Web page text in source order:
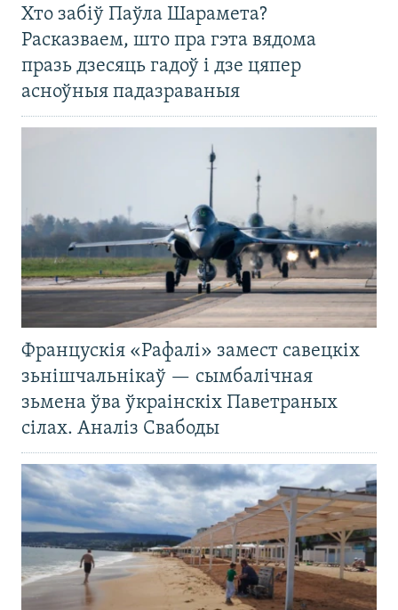
Хто забіў Паўла Шарамета?
Расказваем, што пра гэта вядома
празь дзесяць гадоў і дзе цяпер
асноўныя падазраваныя
Францускія «Рафалі» замест савецкіх
зьнішчальнікаў — сымбалічная
зьмена ўва ўкраінскіх Паветраных
сілах. Аналіз Свабоды